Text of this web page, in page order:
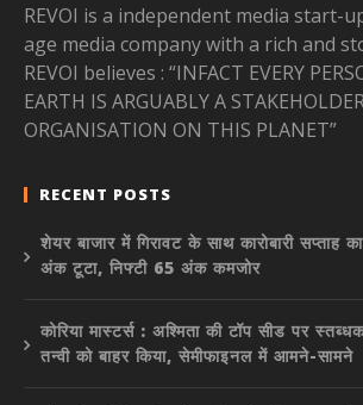
REVOI is a independent media start-
age media company with a rich and
REVOI believes : “INFACT EVERY
EARTH IS ARGUABLY A
ORGANISATION ON THIS PLANET”
RECENT POSTS
शेयर बाजार में गिरावट के साथ कारोबारी
अंक टूटा, निफ्टी 65 अंक कमजोर
कोरिया मास्टर्स : अश्मिता की टॉप सीड पर
तन्वी को बाहर किया, सेमीफाइनल में आमने-सामने